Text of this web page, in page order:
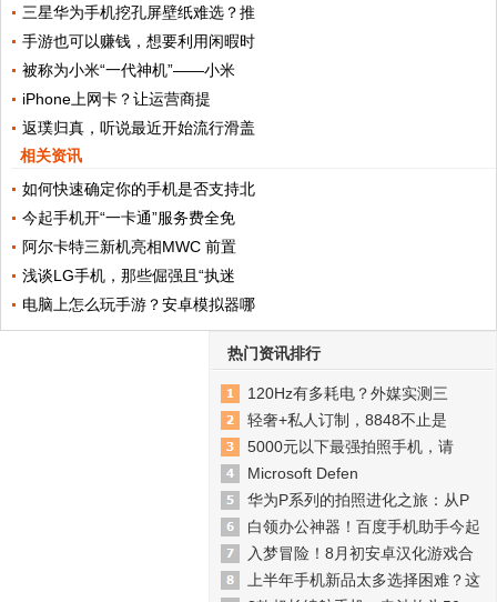
三星华为手机挖孔屏壁纸难选？推
手游也可以赚钱，想要利用闲暇时
被称为小米“一代神机”——小米
iPhone上网卡？让运营商提
返璞归真，听说最近开始流行滑盖
相关资讯
如何快速确定你的手机是否支持北
今起手机开“一卡通”服务费全免
阿尔卡特三新机亮相MWC 前置
浅谈LG手机，那些倔强且“执迷
电脑上怎么玩手游？安卓模拟器哪
热门资讯排行
120Hz有多耗电？外媒实测三
轻奢+私人订制，8848不止是
5000元以下最强拍照手机，请
Microsoft Defen
华为P系列的拍照进化之旅：从P
白领办公神器！百度手机助手今起
入梦冒险！8月初安卓汉化游戏合
上半年手机新品太多选择困难？这